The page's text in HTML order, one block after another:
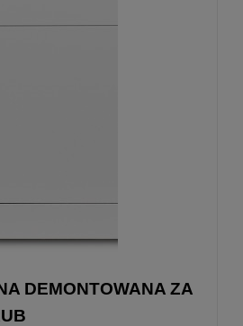
DEMONTOWANA ZA